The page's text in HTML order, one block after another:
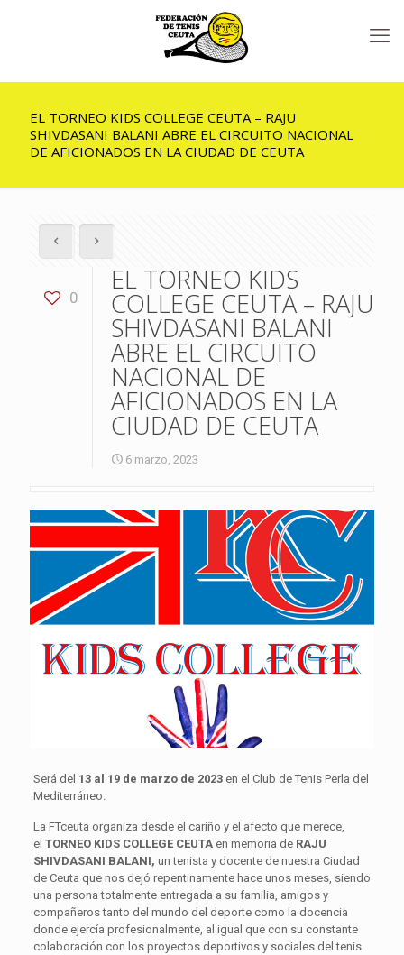
EL TORNEO KIDS COLLEGE CEUTA – RAJU
SHIVDASANI BALANI ABRE EL CIRCUITO NACIONAL
DE AFICIONADOS EN LA CIUDAD DE CEUTA
0
EL TORNEO KIDS
COLLEGE CEUTA – RAJU
SHIVDASANI BALANI
ABRE EL CIRCUITO
NACIONAL DE
AFICIONADOS EN LA
CIUDAD DE CEUTA
6 marzo, 2023
Será del 13 al 19 de marzo de 2023en el Club de Tenis Perla del
Mediterráneo.
La FTceuta organiza desde el cariño y el afecto que merece,
el TORNEO KIDS COLLEGE CEUTAen memoria de RAJU
SHIVDASANI BALANI, un tenista y docente de nuestra Ciudad
de Ceuta que nos dejó repentinamente hace unos meses, siendo
una persona totalmente entregada a su familia, amigos y
compañeros tanto del mundo del deporte como la docencia
donde ejercía profesionalmente, al igual que con su constante
colaboración con los proyectos deportivos y sociales del tenis